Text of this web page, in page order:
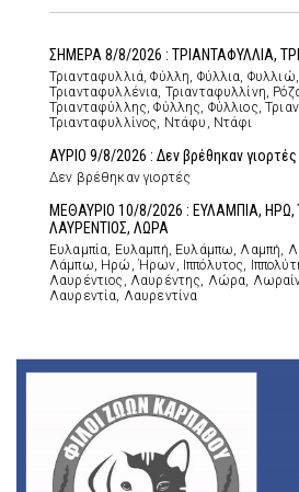
ΣΗΜΕΡΑ 8/8/2026 : ΤΡΙΑΝΤΑΦΥΛΛΙΑ,
Τριανταφυλλιά, Φύλλη, Φύλλια, Φυλλιώ,
Τριανταφυλλένια, Τριανταφυλλίνη,
Τριανταφύλλης, Φύλλης, Φύλλιος,
Τριανταφυλλίνος, Ντάφυ, Ντάφι
ΑΥΡΙΟ 9/8/2026 : Δεν βρέθηκαν γιορτές
Δεν βρέθηκαν γιορτές
ΜΕΘΑΥΡΙΟ 10/8/2026 : ΕΥΛΑΜΠΙΑ, ΗΡΩ,
ΛΑΥΡΕΝΤΙΟΣ, ΛΩΡΑ
Ευλαμπία, Ευλαμπή, Ευλάμπω, Λαμπή,
Λάμπω, Ηρώ, Ήρων, Ιππόλυτος,
Λαυρέντιος, Λαυρέντης, Λώρα,
Λαυρεντία, Λαυρεντίνα